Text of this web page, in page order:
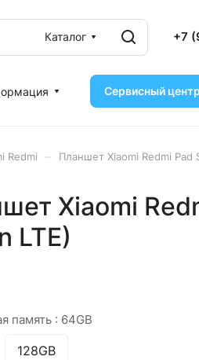
Каталог +7
Сервисный центр
Redmi Планшет Xiaomi Redmi Pad
Xiaomi
LTE)
память : 64GB
128GB